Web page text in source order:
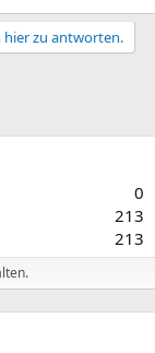
zu antworten.
0
213
213